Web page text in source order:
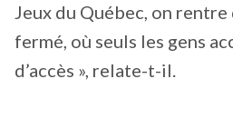
Jeux du Québec, on rentre
fermé, où seuls les gens
d’accès », relate-t-il.